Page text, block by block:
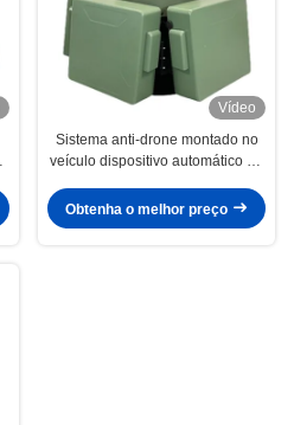
Vídeo
Sistema anti-drone montado no
veículo dispositivo automático de
Obtenha o melhor preço